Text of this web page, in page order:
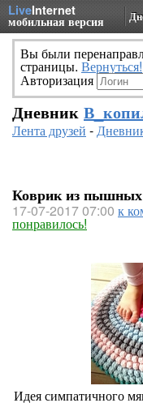
LiveInternet
мобильная версия
Вы были
страницы. Вернуться!
Авторизация
Дневник
Лента друзей -
Коврик из
17-07-2017 07:00 к
понравилось!
Идея симпатичного